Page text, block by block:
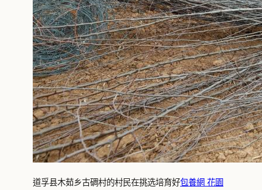
道孚县木茹乡古碉村的村民在挑选培育好包養網 花園